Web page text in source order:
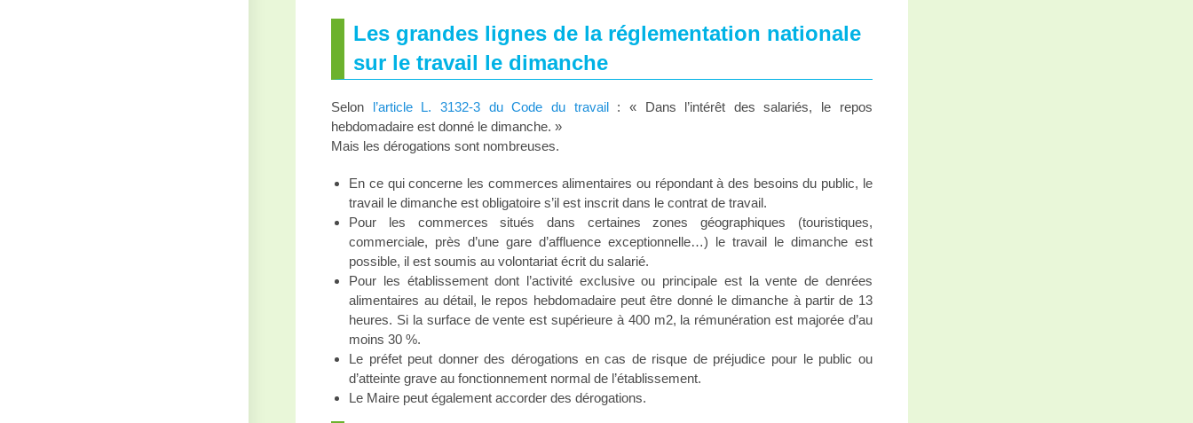
Les grandes lignes de la réglementation nationale
sur le travail le dimanche
Selon l’article L. 3132-3 du Code du travail
: « Dans l’intérêt des salariés, le repos
hebdomadaire est donné le dimanche. »
Mais les dérogations sont nombreuses.
En ce qui concerne les commerces alimentaires ou répondant à des besoins du public, le
travail le dimanche est obligatoire s’il est inscrit dans le contrat de travail.
Pour les commerces situés dans certaines zones géographiques (touristiques,
commerciale, près d’une gare d’affluence exceptionnelle…) le travail le dimanche est
possible, il est soumis au volontariat écrit du salarié.
Pour les établissement dont l’activité exclusive ou principale est la vente de denrées
alimentaires au détail, le repos hebdomadaire peut être donné le dimanche à partir de 13
heures. Si la surface de vente est supérieure à 400 m2, la rémunération est majorée d’au
moins 30 %.
Le préfet peut donner des dérogations en cas de risque de préjudice pour le public ou
d’atteinte grave au fonctionnement normal de l’établissement.
Le Maire peut également accorder des dérogations.